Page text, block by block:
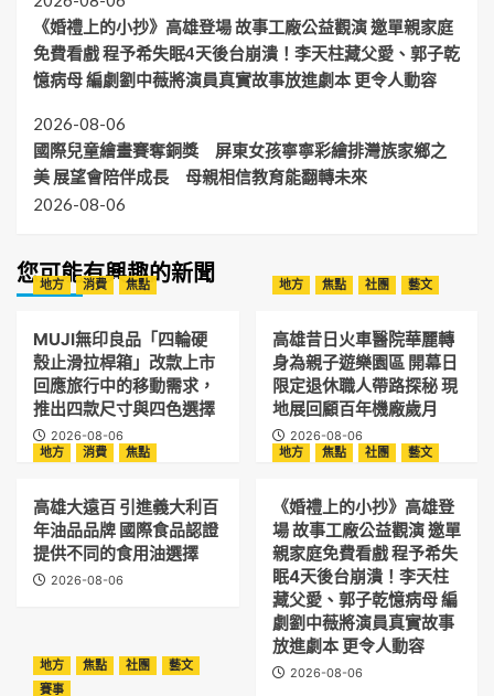
《婚禮上的小抄》高雄登場 故事工廠公益觀演 邀單親家庭
免費看戲 程予希失眠4天後台崩潰！李天柱藏父愛、郭子乾
憶病母 編劇劉中薇將演員真實故事放進劇本 更令人動容
2026-08-06
國際兒童繪畫賽奪銅獎 屏東女孩寧寧彩繪排灣族家鄉之
美 展望會陪伴成長 母親相信教育能翻轉未來
2026-08-06
您可能有興趣的新聞
地方 消費 焦點
MUJI無印良品「四輪硬
殼止滑拉桿箱」改款上市
回應旅行中的移動需求，
推出四款尺寸與四色選擇
2026-08-06
地方 焦點 社團 藝文
高雄昔日火車醫院華麗轉
身為親子遊樂園區 開幕日
限定退休職人帶路探秘 現
地展回顧百年機廠歲月
2026-08-06
地方
消費 焦點
高雄大遠百 引進義大利百
年油品品牌 國際食品認證
提供不同的食用油選擇
2026-08-06
地方 焦點 社團 藝文
《婚禮上的小抄》高雄登
場 故事工廠公益觀演 邀單
親家庭免費看戲 程予希失
眠4天後台崩潰！李天柱
藏父愛、郭子乾憶病母 編
劇劉中薇將演員真實故事
放進劇本 更令人動容
2026-08-06
地方 焦點 社團
藝文
賽事